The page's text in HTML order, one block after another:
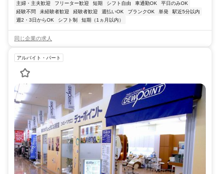
主婦・主夫歓迎
フリーター歓迎 短期 シフト自由 車通勤OK
平日のみOK
経験不問
未経験者歓迎 経験者歓迎 週払いOK ブランクOK 単発
駅近5分以内
週2・3日からOK
シフト制 短期（1ヵ月以内）
同じ企業の求人
アルバイト・パート